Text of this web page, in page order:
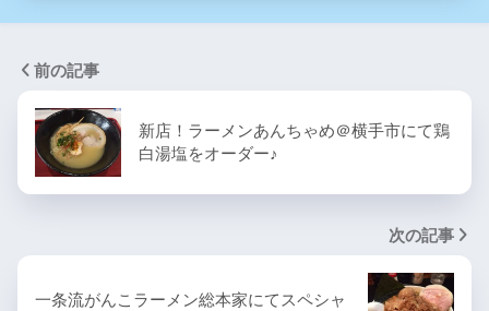
前の記事
新店！ラーメンあんちゃめ＠横手市にて鶏
白湯塩をオーダー♪
次の記事
一条流がんこラーメン総本家にてスペシャ